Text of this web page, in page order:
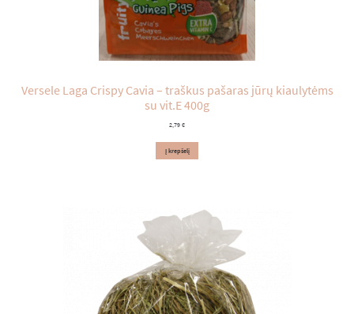
Versele Laga Crispy Cavia – traškus pašaras jūrų kiaulytėms
su vit.E 400g
2,79 €
Į krepšelį